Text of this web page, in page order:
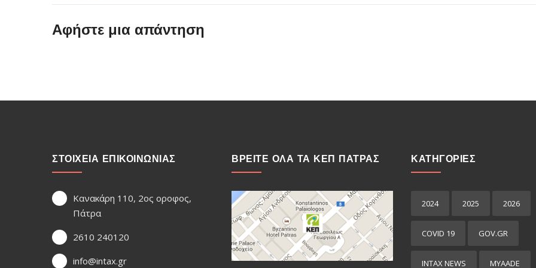
Αφήστε μια απάντηση
ΣΤΟΙΧΕΙΑ ΕΠΙΚΟΙΝΩΝΙΑΣ
Κανακάρη 110, 2ος οροφος,
Πάτρα
2610 240120
info@intax.gr
ΒΡΕΙΤΕ ΟΛΑ ΤΑ ΚΕΠ ΠΑΤΡΑΣ ΚΑΤΗΓΟΡΙΕΣ
2024 2025 2026
COVID 19 GOV.GR
INTAX NEWS MYAADE